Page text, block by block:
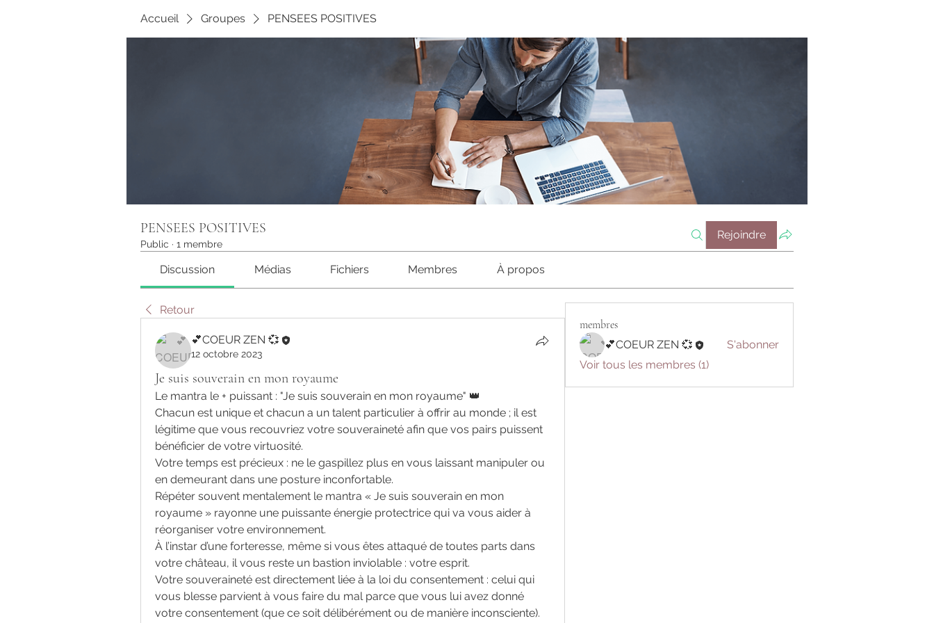
Accueil Groupes PENSEES POSITIVES
PENSEES POSITIVES
Public · 1 membre
Rejoindre
Discussion Médias Fichiers Membres À propos
Retour
💕COEUR ZEN 💞
12 octobre 2023
Je suis souverain en mon royaume
Le mantra le + puissant : "Je suis souverain en mon royaume" 👑
Chacun est unique et chacun a un talent particulier à offrir au monde ; il est
légitime que vous recouvriez votre souveraineté afin que vos pairs puissent
bénéficier de votre virtuosité.
Votre temps est précieux : ne le gaspillez plus en vous laissant manipuler ou
en demeurant dans une posture inconfortable.
Répéter souvent mentalement le mantra « Je suis souverain en mon
royaume » rayonne une puissante énergie protectrice qui va vous aider à
réorganiser votre environnement.
À l’instar d’une forteresse, même si vous êtes attaqué de toutes parts dans
votre château, il vous reste un bastion inviolable : votre esprit.
Votre souveraineté est directement liée à la loi du consentement : celui qui
vous blesse parvient à vous faire du mal parce que vous lui avez donné
votre consentement (que ce soit délibérément ou de manière inconsciente).
membres
💕COEUR ZEN 💞
S'abonner
Voir tous les membres (1)